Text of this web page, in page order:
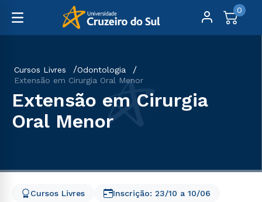
0
Cursos Livres
Odontologia
Extensão em Cirurgia Oral Menor
Extensão em Cirurgia
Oral Menor
Cursos Livres
Inscrição: 23/10 a 10/06